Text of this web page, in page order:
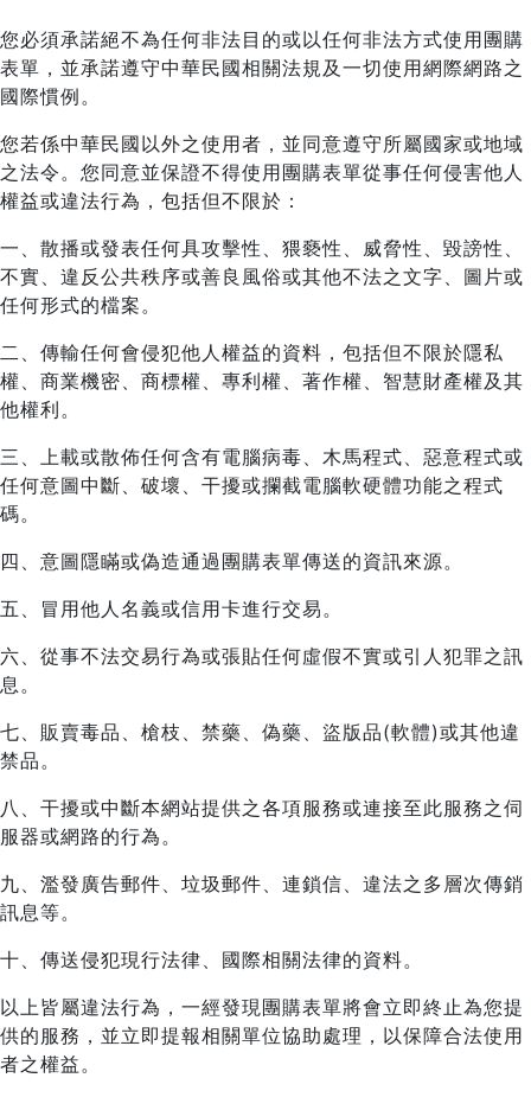
您必須承諾絕不為任何非法目的或以任何非法方式使用團購
表單，並承諾遵守中華民國相關法規及一切使用網際網路之
國際慣例。
您若係中華民國以外之使用者，並同意遵守所屬國家或地域
之法令。您同意並保證不得使用團購表單從事任何侵害他人
權益或違法行為，包括但不限於：
一、散播或發表任何具攻擊性、猥褻性、威脅性、毀謗性、
不實、違反公共秩序或善良風俗或其他不法之文字、圖片或
任何形式的檔案。
二、傳輸任何會侵犯他人權益的資料，包括但不限於隱私
權、商業機密、商標權、專利權、著作權、智慧財產權及其
他權利。
三、上載或散佈任何含有電腦病毒、木馬程式、惡意程式或
任何意圖中斷、破壞、干擾或攔截電腦軟硬體功能之程式
碼。
四、意圖隱瞞或偽造通過團購表單傳送的資訊來源。
五、冒用他人名義或信用卡進行交易。
六、從事不法交易行為或張貼任何虛假不實或引人犯罪之訊
息。
七、販賣毒品、槍枝、禁藥、偽藥、盜版品(軟體)或其他違
禁品。
八、干擾或中斷本網站提供之各項服務或連接至此服務之伺
服器或網路的行為。
九、濫發廣告郵件、垃圾郵件、連鎖信、違法之多層次傳銷
訊息等。
十、傳送侵犯現行法律、國際相關法律的資料。
以上皆屬違法行為，一經發現團購表單將會立即終止為您提
供的服務，並立即提報相關單位協助處理，以保障合法使用
者之權益。